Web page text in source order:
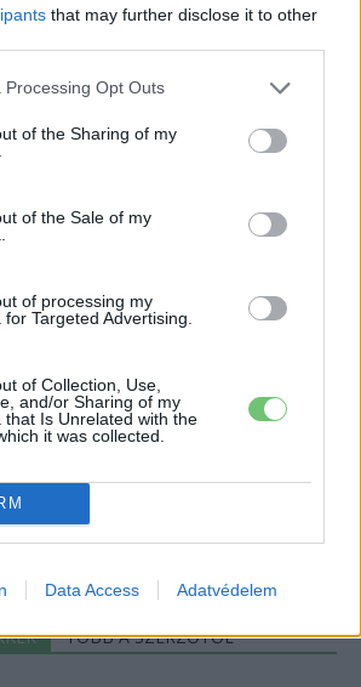
that may further disclose it to other
Processing Opt Outs
of the Sharing of my
of the Sale of my
of processing my
Targeted Advertising.
of Collection, Use,
and/or Sharing of my
that Is Unrelated with the
it was collected.
Data Access Adatvédelem
Elektromobilitás
Elektromos autó
Cybertruck
kocka, de lelkében elkötelezett gamer,
és immár e-autó rajongó!
TÖBB A SZERZŐTŐL